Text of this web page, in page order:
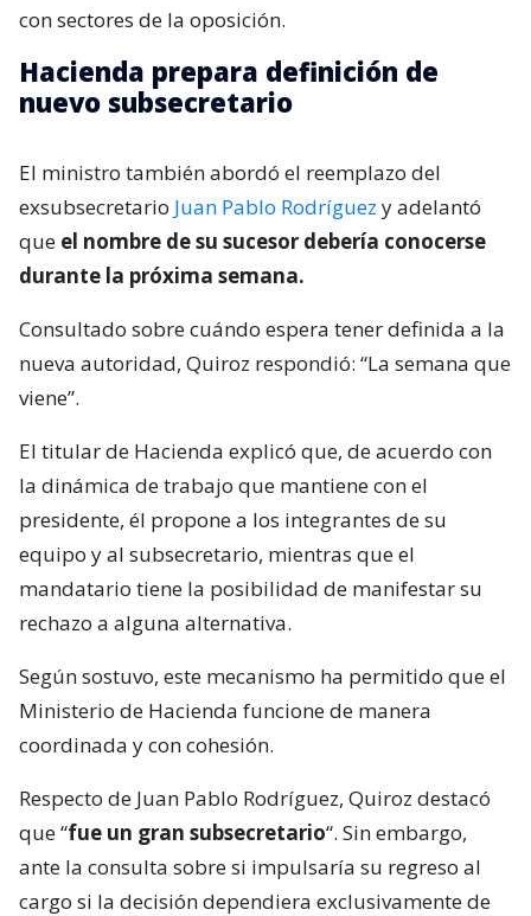
con sectores de la oposición.
Hacienda prepara definición de
nuevo subsecretario
El ministro también abordó el reemplazo del
exsubsecretario Juan Pablo Rodríguez y adelantó
que el nombre de su sucesor debería conocerse
durante la próxima semana.
Consultado sobre cuándo espera tener definida a la
nueva autoridad, Quiroz respondió: “La semana que
viene”.
El titular de Hacienda explicó que, de acuerdo con
la dinámica de trabajo que mantiene con el
presidente, él propone a los integrantes de su
equipo y al subsecretario, mientras que el
mandatario tiene la posibilidad de manifestar su
rechazo a alguna alternativa.
Según sostuvo, este mecanismo ha permitido que el
Ministerio de Hacienda funcione de manera
coordinada y con cohesión.
Respecto de Juan Pablo Rodríguez, Quiroz destacó
que “fue un gran subsecretario“. Sin embargo,
ante la consulta sobre si impulsaría su regreso al
cargo si la decisión dependiera exclusivamente de